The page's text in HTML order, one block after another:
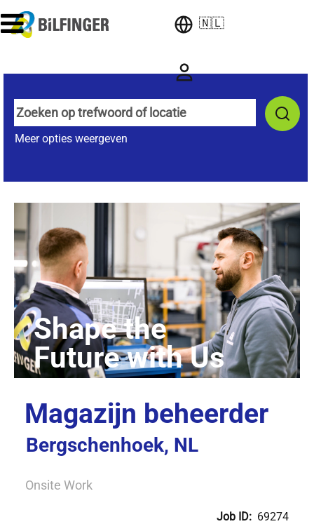
🇳🇱
Meer opties weergeven
Magazijn beheerder
Bergschenhoek, NL
Onsite Work
Job ID: 69274